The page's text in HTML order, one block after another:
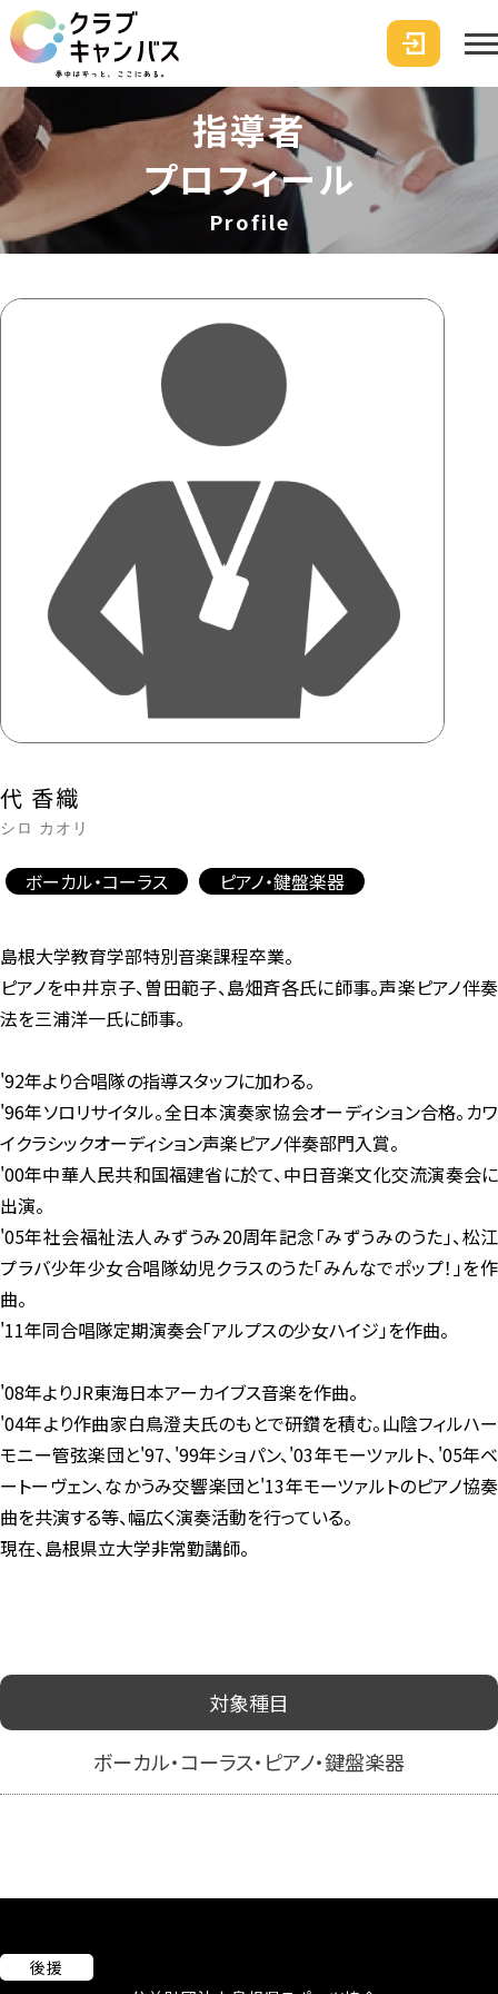
指導者
プロフィール
Profile
代 香織
シロ カオリ
ボーカル・コーラス ピアノ・鍵盤楽器
島根大学教育学部特別音楽課程卒業。
ピアノを中井京子、曽田範子、島畑斉各氏に師事。声楽ピアノ伴奏
法を三浦洋一氏に師事。
'92年より合唱隊の指導スタッフに加わる。
'96年ソロリサイタル。全日本演奏家協会オーディション合格。カワ
イクラシックオーディション声楽ピアノ伴奏部門入賞。
'00年中華人民共和国福建省に於て、中日音楽文化交流演奏会に
出演。
'05年社会福祉法人みずうみ20周年記念「みずうみのうた」、松江
プラバ少年少女合唱隊幼児クラスのうた「みんなでポップ！」を作
曲。
'11年同合唱隊定期演奏会「アルプスの少女ハイジ」を作曲。
'08年よりJR東海日本アーカイブス音楽を作曲。
'04年より作曲家白鳥澄夫氏のもとで研鑽を積む。山陰フィルハー
モニー管弦楽団と'97、'99年ショパン、'03年モーツァルト、'05年ベ
ートーヴェン、なかうみ交響楽団と'13年モーツァルトのピアノ協奏
曲を共演する等、幅広く演奏活動を行っている。
現在、島根県立大学非常勤講師。
対象種目
ボーカル・コーラス・ピアノ・鍵盤楽器
後援